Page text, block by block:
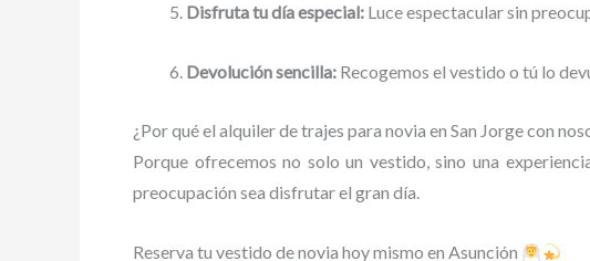
Disfruta tu día especial: Luce espectacular sin
Devolución sencilla: Recogemos el vestido o tú lo
¿Por qué el alquiler de trajes para novia en San Jorge con
Porque ofrecemos no solo un vestido, sino una
preocupación sea disfrutar el gran día.
Reserva tu vestido de novia hoy mismo en Asunción